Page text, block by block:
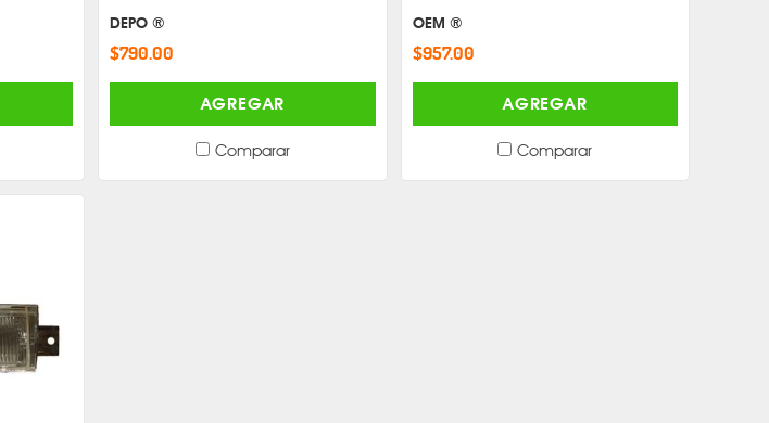
DEPO ®
$790.00
AGREGAR
Comparar
OEM ®
$957.00
AGREGAR
Comparar